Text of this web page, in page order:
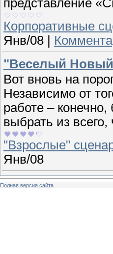
представление
Корпоративные
Янв/08
"Веселый
Вот вновь на
Независимо от
работе –
выбрать из
"Взрослые"
Янв/08
Полная версия сайта